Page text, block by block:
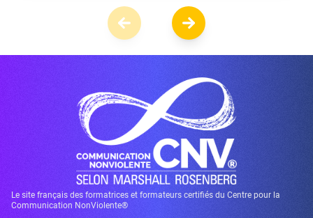
Le site français des formatrices et formateurs certifiés du Centre pour la
Communication NonViolente®